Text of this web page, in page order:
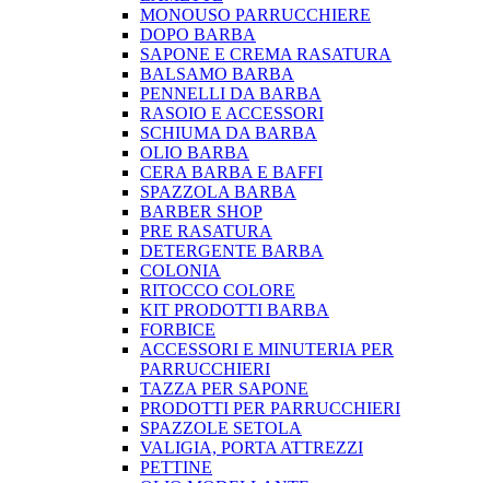
MONOUSO PARRUCCHIERE
DOPO BARBA
SAPONE E CREMA RASATURA
BALSAMO BARBA
PENNELLI DA BARBA
RASOIO E ACCESSORI
SCHIUMA DA BARBA
OLIO BARBA
CERA BARBA E BAFFI
SPAZZOLA BARBA
BARBER SHOP
PRE RASATURA
DETERGENTE BARBA
COLONIA
RITOCCO COLORE
KIT PRODOTTI BARBA
FORBICE
ACCESSORI E MINUTERIA PER
PARRUCCHIERI
TAZZA PER SAPONE
PRODOTTI PER PARRUCCHIERI
SPAZZOLE SETOLA
VALIGIA, PORTA ATTREZZI
PETTINE